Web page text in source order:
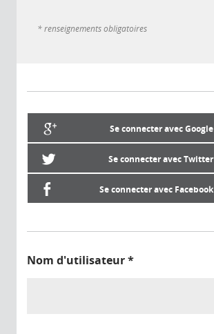
* renseignements obligatoires
Se connecter avec Google
Se connecter avec Twitter
Se connecter avec Facebook
Nom d'utilisateur*